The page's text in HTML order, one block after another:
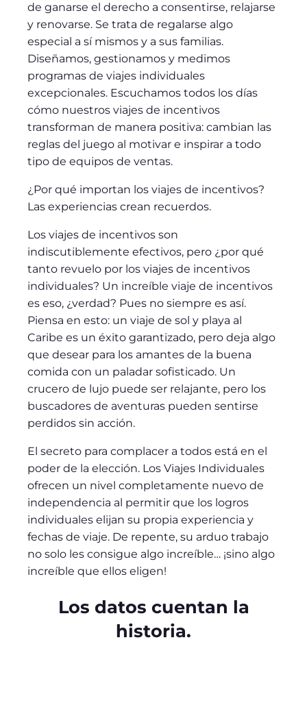
de ganarse el derecho a consentirse, relajarse
y renovarse. Se trata de regalarse algo
especial a sí mismos y a sus familias.
Diseñamos, gestionamos y medimos
programas de viajes individuales
excepcionales. Escuchamos todos los días
cómo nuestros viajes de incentivos
transforman de manera positiva: cambian las
reglas del juego al motivar e inspirar a todo
tipo de equipos de ventas.
¿Por qué importan los viajes de incentivos?
Las experiencias crean recuerdos.
Los viajes de incentivos son
indiscutiblemente efectivos, pero ¿por qué
tanto revuelo por los viajes de incentivos
individuales? Un increíble viaje de incentivos
es eso, ¿verdad? Pues no siempre es así.
Piensa en esto: un viaje de sol y playa al
Caribe es un éxito garantizado, pero deja algo
que desear para los amantes de la buena
comida con un paladar sofisticado. Un
crucero de lujo puede ser relajante, pero los
buscadores de aventuras pueden sentirse
perdidos sin acción.
El secreto para complacer a todos está en el
poder de la elección. Los Viajes Individuales
ofrecen un nivel completamente nuevo de
independencia al permitir que los logros
individuales elijan su propia experiencia y
fechas de viaje. De repente, su arduo trabajo
no solo les consigue algo increíble… ¡sino algo
increíble que ellos eligen!
Los datos cuentan la
historia.